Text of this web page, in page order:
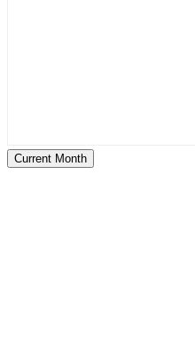
Current Month